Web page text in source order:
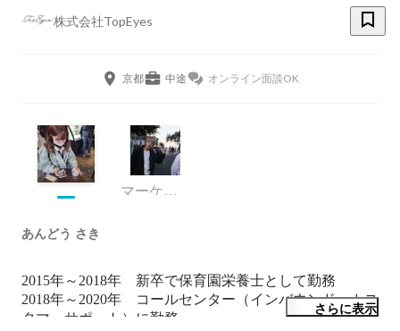
株式会社TopEyes
京都 中途 オンライン面談OK
マーケティング
あんどう さき
2015年～2018年　新卒で保育園栄養士として勤務
2018年～2020年　コールセンター（インバウンド・カス
タマーサポート）に勤務
さらに表示